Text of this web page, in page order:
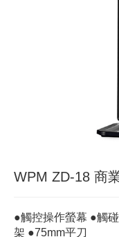
WPM ZD-18 商
●觸控操作螢幕 ●觸
架 ●75mm平刀